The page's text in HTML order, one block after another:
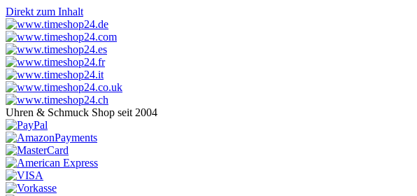
Direkt zum Inhalt
Uhren & Schmuck Shop seit 2004